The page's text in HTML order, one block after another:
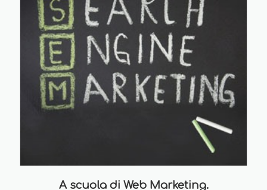
A scuola di Web Marketing.